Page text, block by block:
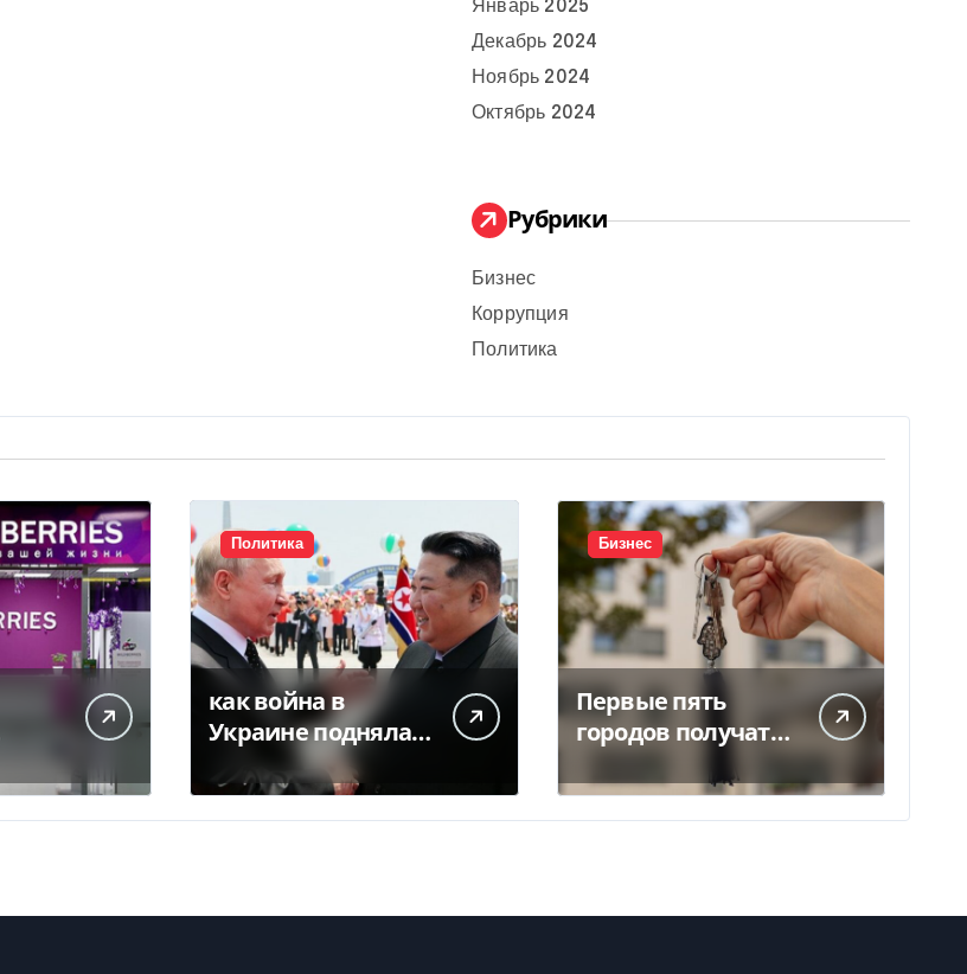
Январь 2025
Декабрь 2024
Ноябрь 2024
Октябрь 2024
Рубрики
Бизнес
Коррупция
Политика
Политика
как война в
Украине подняла
КНДР «с колен»
Бизнес
Первые пять
городов получат
социальное жилье
за счет ЕИБ в
Украине